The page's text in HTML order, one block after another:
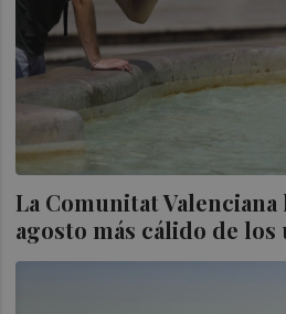
La Comunitat Valenciana
agosto más cálido de los